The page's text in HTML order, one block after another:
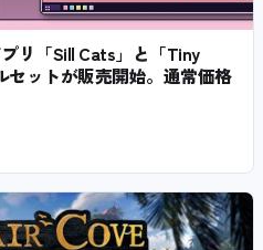
リ「Sill Cats」と「Tiny
ットが販売開始。通常価格